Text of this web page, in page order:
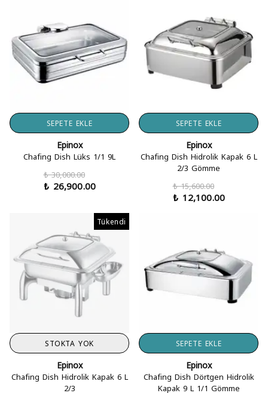
SEPETE EKLE
Epinox
Chafing Dish Lüks 1/1 9L
₺ 30,000.00
₺ 26,900.00
SEPETE EKLE
Epinox
Chafing Dish Hidrolik Kapak 6 L
2/3 Gömme
₺ 15,600.00
₺ 12,100.00
Tükendi
STOKTA YOK
Epinox
Chafing Dish Hidrolik Kapak 6 L
2/3
SEPETE EKLE
Epinox
Chafing Dish Dörtgen Hidrolik
Kapak 9 L 1/1 Gömme